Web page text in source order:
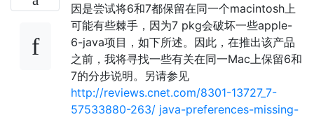
因是尝试将6和7都保留在同一个macintosh上
可能有些棘手，因为7 pkg会破坏一些apple-
6-java项目，如下所述。因此，在推出该产品
之前，我将寻找一些有关在同一Mac上保留6和
7的分步说明。另请参见
http://reviews.cnet.com/8301-13727_7-
57533880-263/ java-preferences-missing-